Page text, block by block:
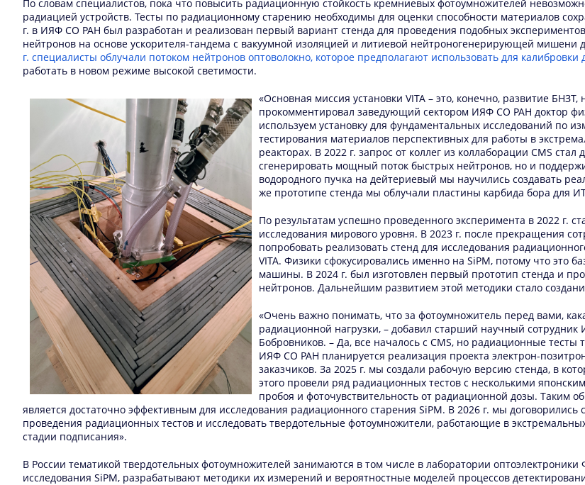
По словам специалистов, пока что повысить радиационную стойкость кремниевых фотоумножителей
радиацией устройств. Тесты по радиационному старению необходимы для оценки способности материалов
г. в ИЯФ СО РАН был разработан и реализован первый вариант стенда для проведения подобных экспериментов.
нейтронов на основе ускорителя-тандема с вакуумной изоляцией и литиевой нейтроногенерирующей мишени
г. специалисты облучали потоком нейтронов оптоволокно, которое предполагают использовать для калибровки
работать в новом режиме высокой светимости.
«Основная миссия установки VITA – это, конечно, развитие
прокомментировал заведующий сектором ИЯФ СО РАН доктор
используем установку для фундаментальных исследований по
тестирования материалов перспективных для работы в
реакторах. В 2022 г. запрос от коллег из коллаборации CMS
сгенерировать мощный поток быстрых нейтронов, но и
водородного пучка на дейтериевый мы научились создавать
же прототипе стенда мы облучали пластины карбида бора для
По результатам успешно проведенного эксперимента в 2022 г.
исследования мирового уровня. В 2023 г. после прекращения
попробовать реализовать стенд для исследования
VITA. Физики сфокусировались именно на SiPM, потому что это
машины. В 2024 г. был изготовлен первый прототип стенда и
нейтронов. Дальнейшим развитием этой методики стало
«Очень важно понимать, что за фотоумножитель перед вами,
радиационной нагрузки, – добавил старший научный
Бобровников. – Да, все началось с CMS, но радиационные
ИЯФ СО РАН планируется реализация проекта электрон-
заказчиков. За 2025 г. мы создали рабочую версию стенда, в
этого провели ряд радиационных тестов с несколькими
пробоя и фоточувствительность от радиационной дозы. Таким
является достаточно эффективным для исследования радиационного старения SiPM. В 2026 г. мы
проведения радиационных тестов и исследовать твердотельные фотоумножители, работающие в
стадии подписания».
В России тематикой твердотельных фотоумножителей занимаются в том числе в лаборатории
исследования SiPM, разрабатывают методики их измерений и вероятностные моделей процессов